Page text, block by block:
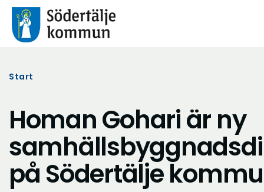
Start
Homan Gohari är ny
på Södertälje